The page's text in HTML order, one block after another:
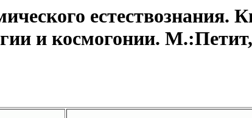
естествознания.
и космогонии.